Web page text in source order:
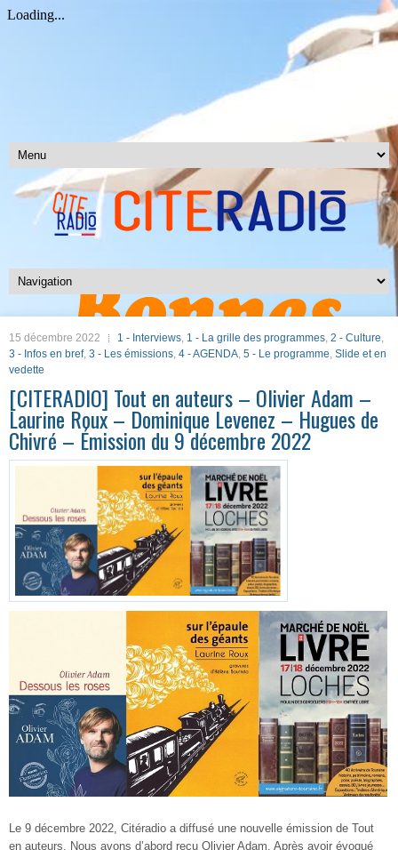
15 décembre 2022 1 - Interviews, 1 - La grille des programmes, 2 - Culture,
3 - Infos en bref, 3 - Les émissions, 4 - AGENDA, 5 - Le programme, Slide et en
vedette
[CITERADIO] Tout en auteurs – Olivier Adam –
Laurine Roux – Dominique Levenez – Hugues de
Chivré – Émission du 9 décembre 2022
Le 9 décembre 2022, Citéradio a diffusé une nouvelle émission de Tout
en auteurs. Nous avons d’abord reçu Olivier Adam. Après avoir évoqué